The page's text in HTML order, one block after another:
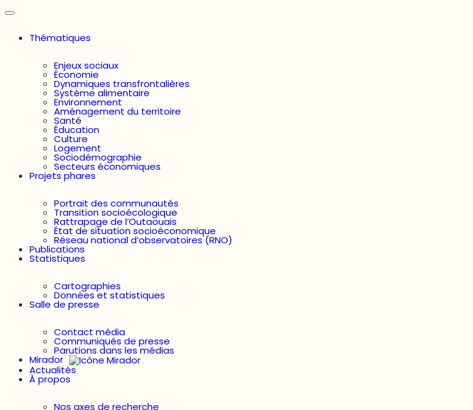
Thématiques
Enjeux sociaux
Économie
Dynamiques transfrontalières
Système alimentaire
Environnement
Aménagement du territoire
Santé
Éducation
Culture
Logement
Sociodémographie
Secteurs économiques
Projets phares
Portrait des communautés
Transition socioécologique
Rattrapage de l’Outaouais
État de situation socioéconomique
Réseau national d’observatoires (RNO)
Publications
Statistiques
Cartographies
Données et statistiques
Salle de presse
Contact média
Communiqués de presse
Parutions dans les médias
Mirador
Actualités
À propos
Nos axes de recherche